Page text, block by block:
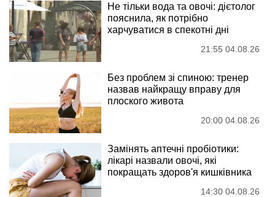
Не тільки вода та овочі: дієтолог
пояснила, як потрібно
харчуватися в спекотні дні
21:55 04.08.26
Без проблем зі спиною: тренер
назвав найкращу вправу для
плоского живота
20:00 04.08.26
Замінять аптечні пробіотики:
лікарі назвали овочі, які
покращать здоров'я кишківника
14:30 04.08.26